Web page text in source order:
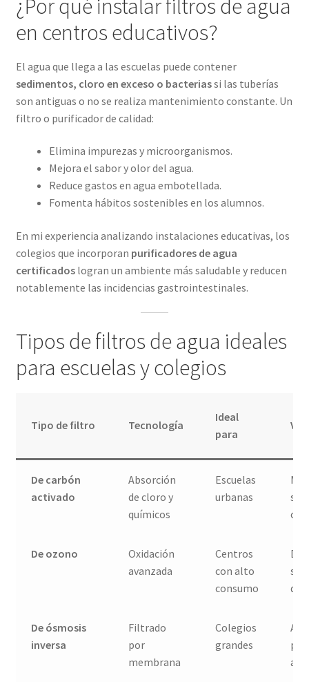
¿Por qué instalar filtros de agua
en centros educativos?
El agua que llega a las escuelas puede contener
sedimentos, cloro en exceso o bacteriassi las tuberías
son antiguas o no se realiza mantenimiento constante. Un
filtro o purificador de calidad:
Elimina impurezas y microorganismos.
Mejora el sabor y olor del agua.
Reduce gastos en agua embotellada.
Fomenta hábitos sostenibles en los alumnos.
En mi experiencia analizando instalaciones educativas, los
colegios que incorporan purificadores de agua
certificadoslogran un ambiente más saludable y reducen
notablemente las incidencias gastrointestinales.
Tipos de filtros de agua ideales
para escuelas y colegios
Tipo de filtro Tecnología
Ideal
para
De carbón
activado
Absorción
de cloro y
químicos
Escuelas
urbanas
De ozono
Oxidación
avanzada
Centros
con alto
consumo
sin
De ósmosis
inversa
Filtrado
por
membrana
Colegios
grandes